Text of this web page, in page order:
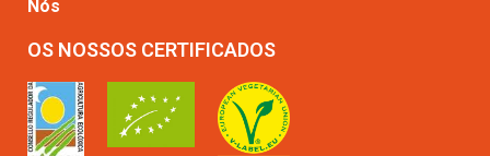
Nós
OS NOSSOS CERTIFICADOS